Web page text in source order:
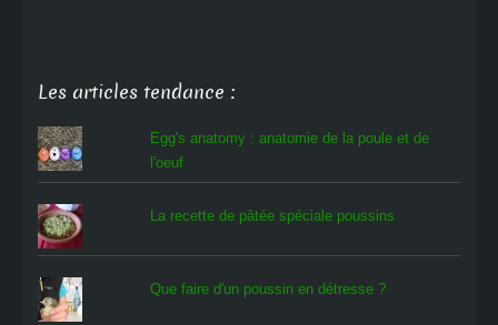
Les articles tendance :
Egg's anatomy : anatomie de la poule et de
l'oeuf
La recette de pâtée spéciale poussins
Que faire d'un poussin en détresse ?